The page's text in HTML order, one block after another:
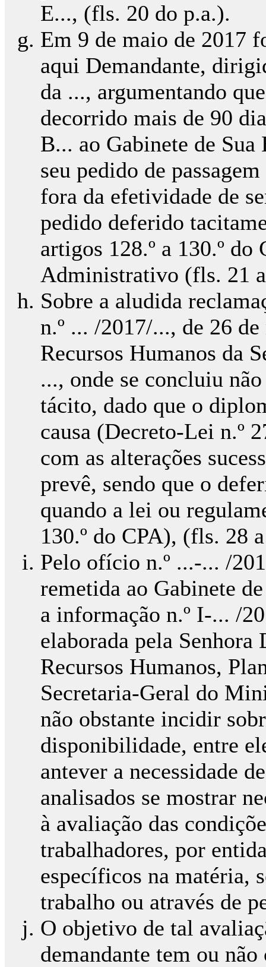
E..., (fls. 20 do p.a.).
Em 9 de maio de 2017
aqui Demandante,
da ..., argumentando
decorrido mais de 90
B... ao Gabinete de
seu pedido de
fora da efetividade de
pedido deferido
artigos 128.º a 130.º
Administrativo (fls. 21
Sobre a aludida
n.º ... /2017/..., de 26
Recursos Humanos da
..., onde se concluiu
tácito, dado que o
causa (Decreto-Lei n.º
com as alterações
prevê, sendo que o
quando a lei ou
130.º do CPA), (fls. 28
Pelo ofício n.º ...-... /
remetida ao Gabinete
a informação n.º I-... /
elaborada pela
Recursos Humanos,
Secretaria-Geral do
não obstante incidir
disponibilidade, entre
antever a necessidade
analisados se mostrar
à avaliação das
trabalhadores, por
específicos na matéria,
trabalho ou através de
O objetivo de tal
demandante tem ou